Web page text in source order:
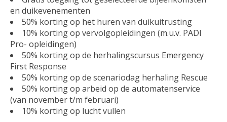
en duikevenementen
50% korting op het huren van duikuitrusting
10% korting op vervolgopleidingen (m.u.v. PADI
Pro- opleidingen)
50% korting op de herhalingscursus Emergency
First Response
50% korting op de scenariodag herhaling Rescue
50% korting op arbeid op de automatenservice
(van november t/m februari)
10% korting op lucht vullen